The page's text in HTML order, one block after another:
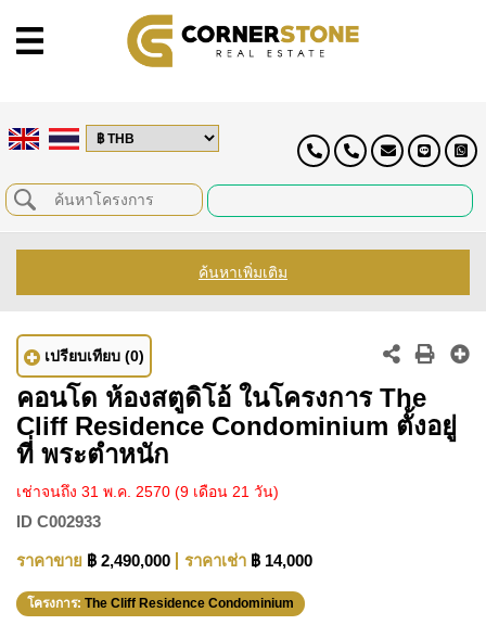
ค้นหาเพิ่มเติม
เปรียบเทียบ (0)
คอนโด ห้องสตูดิโอ้ ในโครงการ The
Cliff Residence Condominium ตั้งอยู่
ที่ พระตำหนัก
เช่าจนถึง 31 พ.ค. 2570 (9 เดือน 21 วัน)
ID C002933
ราคาขาย ฿ 2,490,000 ราคาเช่า ฿ 14,000
โครงการ: The Cliff Residence Condominium